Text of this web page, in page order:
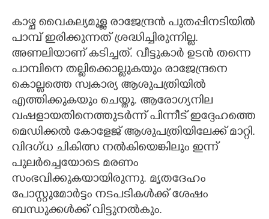
കാഴ്ച വൈകല്യമുള്ള രാജേന്ദ്രൻ പുതപ്പിനടിയിൽ
പാമ്പ് ഇരിക്കുന്നത് ശ്രദ്ധിച്ചിരുന്നില്ല.
അണലിയാണ് കടിച്ചത്. വീട്ടുകാർ ഉടൻ തന്നെ
പാമ്പിനെ തല്ലിക്കൊല്ലുകയും രാജേന്ദ്രനെ
കൊല്ലത്തെ സ്വകാര്യ ആശുപത്രിയിൽ
എത്തിക്കുകയും ചെയ്തു. ആരോഗ്യനില
വഷളായതിനെത്തുടർന്ന് പിന്നീട് ഇദ്ദേഹത്തെ
മെഡിക്കൽ കോളേജ് ആശുപത്രിയിലേക്ക് മാറ്റി.
വിദഗ്ധ ചികിത്സ നൽകിയെങ്കിലും ഇന്ന്
പുലർച്ചെയോടെ മരണം
സംഭവിക്കുകയായിരുന്നു. മൃതദേഹം
പോസ്റ്റുമോർട്ടം നടപടികൾക്ക് ശേഷം
ബന്ധുക്കൾക്ക് വിട്ടുനൽകും.